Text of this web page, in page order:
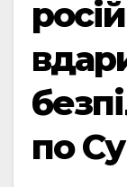
по